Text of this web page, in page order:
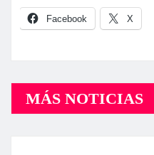
Facebook X
MÁS NOTICIAS